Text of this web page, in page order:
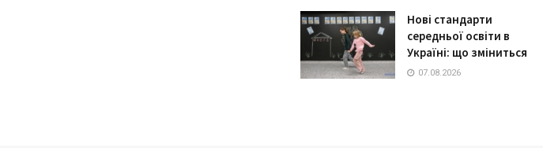
Нові стандарти
середньої освіти в
Україні: що зміниться
07.08.2026